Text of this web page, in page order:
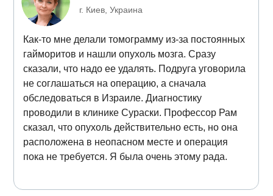
г. Киев, Украина
Как-то мне делали томограмму из-за постоянных
гайморитов и нашли опухоль мозга. Сразу
сказали, что надо ее удалять. Подруга уговорила
не соглашаться на операцию, а сначала
обследоваться в Израиле. Диагностику
проводили в клинике Сураски. Профессор Рам
сказал, что опухоль действительно есть, но она
расположена в неопасном месте и операция
пока не требуется. Я была очень этому рада.